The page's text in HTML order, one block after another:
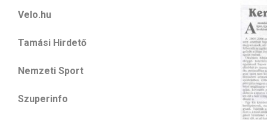
Velo.hu
Tamási Hirdető
Nemzeti Sport
Szuperinfo